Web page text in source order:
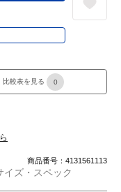
比較表を見る 0
商品番号：4131561113
イズ・スペック